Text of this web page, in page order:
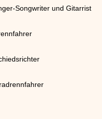
Songwriter und Gitarrist